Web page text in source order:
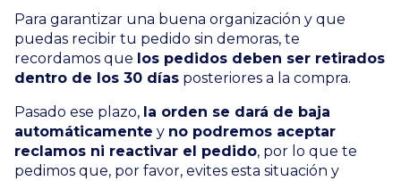
Para garantizar una buena organización y que
puedas recibir tu pedido sin demoras, te
recordamos que los pedidos deben ser retirados
dentro de los 30 días posteriores a la compra.
Pasado ese plazo, la orden se dará de baja
automáticamente y no podremos aceptar
reclamos ni reactivar el pedido, por lo que te
pedimos que, por favor, evites esta situación y